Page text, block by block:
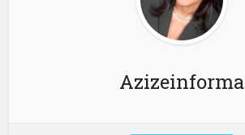
Azizeinforma